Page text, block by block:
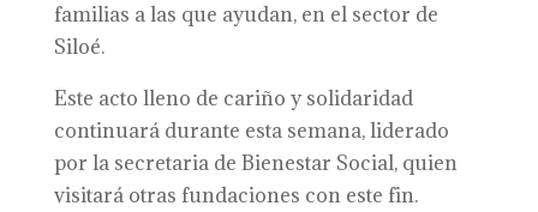
familias a las que ayudan, en el sector de
Siloé.
Este acto lleno de cariño y solidaridad
continuará durante esta semana, liderado
por la secretaria de Bienestar Social, quien
visitará otras fundaciones con este fin.